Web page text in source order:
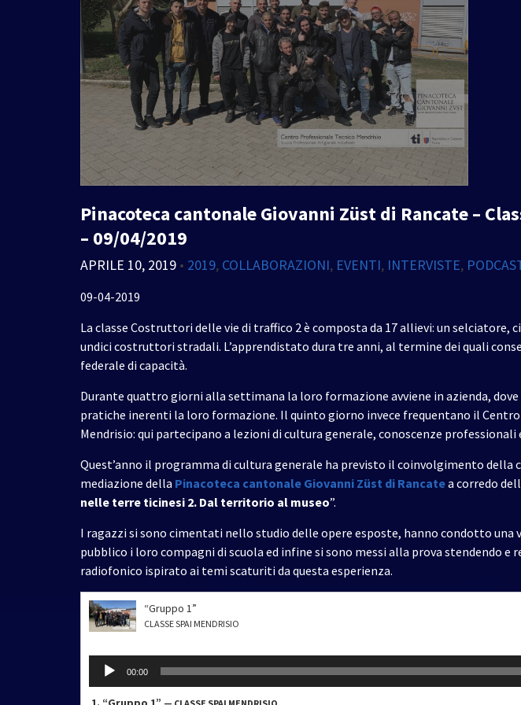
Pinacoteca cantonale Giovanni Züst di Rancate –
– 09/04/2019
APRILE 10, 2019 • 2019, COLLABORAZIONI, EVENTI, INTERVISTE,
09-04-2019
La classe Costruttori delle vie di traffico 2 è composta da 17 allievi: un selciatore,
undici costruttori stradali. L’apprendistato dura tre anni, al termine dei quali
federale di capacità.
Durante quattro giorni alla settimana la loro formazione avviene in azienda,
pratiche inerenti la loro formazione. Il quinto giorno invece frequentano il
Mendrisio: qui partecipano a lezioni di cultura generale, conoscenze professionali
Quest’anno il programma di cultura generale ha previsto il coinvolgimento della
mediazione della Pinacoteca cantonale Giovanni Züst di Rancatea corredo
nelle terre ticinesi 2. Dal territorio al museo”.
I ragazzi si sono cimentati nello studio delle opere esposte, hanno condotto una
pubblico i loro compagni di scuola ed infine si sono messi alla prova stendendo e
radiofonico ispirato ai temi scaturiti da questa esperienza.
“Gruppo 1”
CLASSE SPAI MENDRISIO
Audio
Player
00:00